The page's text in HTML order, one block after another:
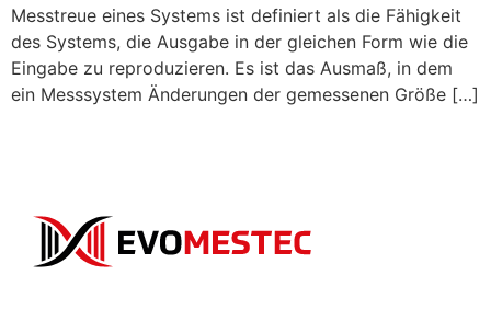
Messtreue eines Systems ist definiert als die Fähigkeit
des Systems, die Ausgabe in der gleichen Form wie die
Eingabe zu reproduzieren. Es ist das Ausmaß, in dem
ein Messsystem Änderungen der gemessenen Größe […]